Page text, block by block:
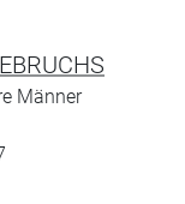
Männer